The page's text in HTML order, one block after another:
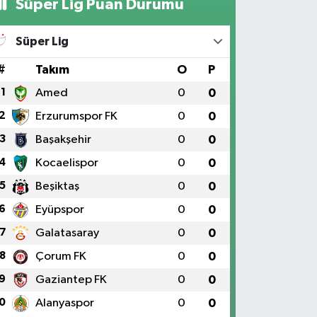
Süper Lig Puan Durumu
Süper Lig
Takım O P
1 Amed 0 0
Erzurumspor FK 0 0
3 Başakşehir 0 0
Kocaelispor 0 0
5 Beşiktaş 0 0
Eyüpspor 0 0
7 Galatasaray 0 0
8 Çorum FK 0 0
Gaziantep FK 0 0
Alanyaspor 0 0